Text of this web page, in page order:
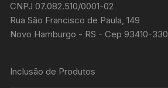
CNPJ 07.082.510/0001-02
Rua São Francisco de Paula, 149
Novo Hamburgo - RS - Cep 93410-330
Inclusão de Produtos